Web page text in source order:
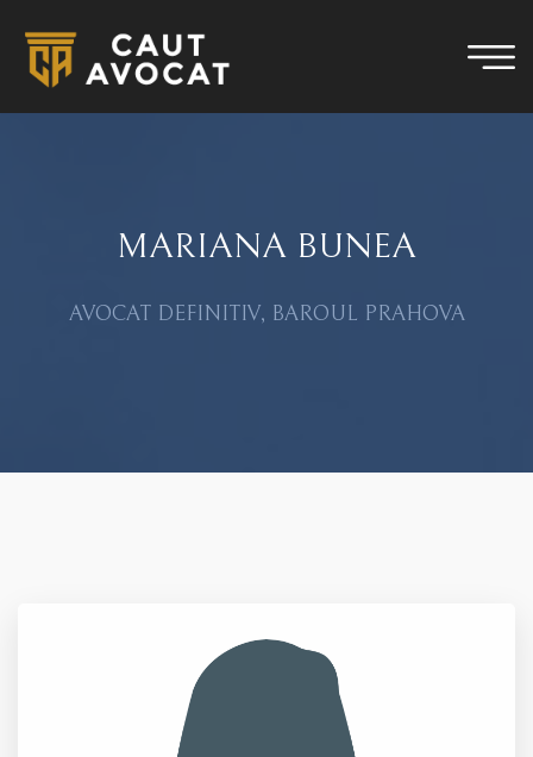
MARIANA BUNEA
AVOCAT DEFINITIV, BAROUL PRAHOVA